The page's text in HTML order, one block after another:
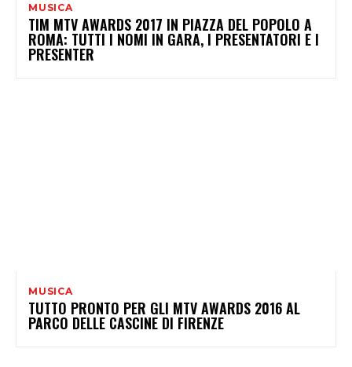
MUSICA
TIM MTV AWARDS 2017 IN PIAZZA DEL POPOLO A
ROMA: TUTTI I NOMI IN GARA, I PRESENTATORI E I
PRESENTER
MUSICA
TUTTO PRONTO PER GLI MTV AWARDS 2016 AL
PARCO DELLE CASCINE DI FIRENZE